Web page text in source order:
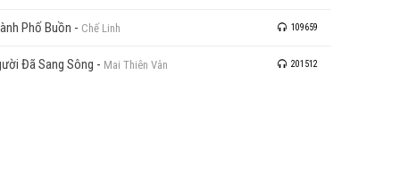
Phố Buồn - Chế Linh 109659
Đã Sang Sông - Mai Thiên Vân 201512